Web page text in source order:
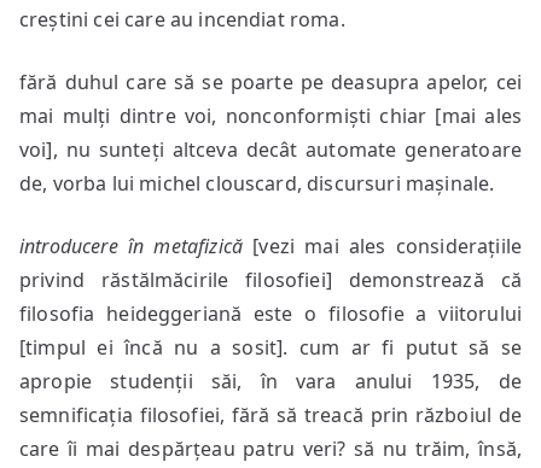
creștini cei care au incendiat roma.
fără duhul care să se poarte pe deasupra apelor, cei
mai mulți dintre voi, nonconformiști chiar [mai ales
voi], nu sunteți altceva decât automate generatoare
de, vorba lui michel clouscard, discursuri mașinale.
introducere în metafizică [vezi mai ales considerațiile
privind răstălmăcirile filosofiei] demonstrează că
filosofia heideggeriană este o filosofie a viitorului
[timpul ei încă nu a sosit]. cum ar fi putut să se
apropie studenții săi, în vara anului 1935, de
semnificația filosofiei, fără să treacă prin războiul de
care îi mai despărțeau patru veri? să nu trăim, însă,